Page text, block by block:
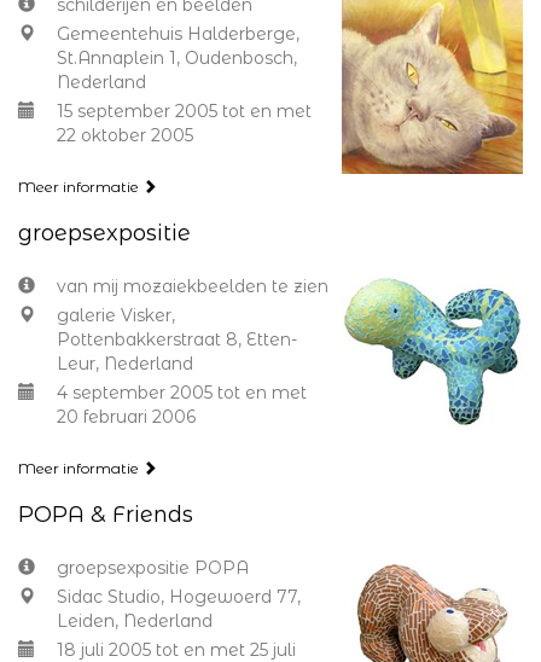
schilderijen en beelden
Gemeentehuis Halderberge,
St.Annaplein 1, Oudenbosch,
Nederland
15 september 2005 tot en met
22 oktober 2005
Meer informatie
groepsexpositie
van mij mozaiekbeelden te zien
galerie Visker,
Pottenbakkerstraat 8, Etten-
Leur, Nederland
4 september 2005 tot en met
20 februari 2006
Meer informatie
POPA & Friends
groepsexpositie POPA
Sidac Studio, Hogewoerd 77,
Leiden, Nederland
18 juli 2005 tot en met 25 juli